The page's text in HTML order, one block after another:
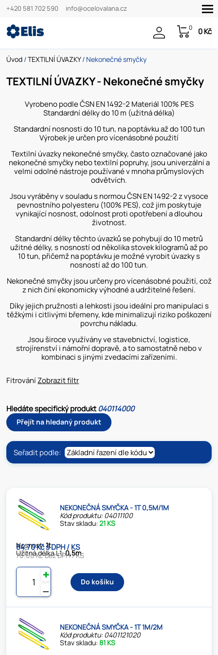
+420 581 702 590 info@ocelovalana.cz
0 0 Kč
Úvod /TEXTILNÍ ÚVAZKY/ Nekonečné smyčky
TEXTILNÍ ÚVAZKY - Nekonečné smyčky
Vyrobeno podle ČSN EN 1492-2 Materiál 100% PES
Standardní délky do 10 m (užitná délka)
Standardní nosnosti do 10 tun, na poptávku až do 100 tun
Výrobek je určen pro vícenásobné použití
Textilní úvazky nekonečné smyčky, často označované jako
nekonečné smyčky nebo textilní popruhy, jsou univerzální a
velmi odolné nástroje používané v mnoha průmyslových
odvětvích.
Jsou vyráběny v souladu s normou ČSN EN 1492-2 z vysoce
pevnostního polyesteru (100% PES), což jim poskytuje
vynikající nosnost, odolnost proti opotřebení a dlouhou
životnost.
Standardní délky těchto úvazků se pohybují do 10 metrů
užitné délky, s nosností od několika stovek kilogramů až po
10 tun, přičemž na poptávku je možné vyrobit úvazky s
nosností až do 100 tun.
Nekonečné smyčky jsou určeny pro vícenásobné použití, což
z nich činí ekonomicky výhodné a udržitelné řešení.
Díky jejich pružnosti a lehkosti jsou ideální pro manipulaci s
těžkými i citlivými břemeny, kde minimalizují riziko poškození
povrchu nákladu.
Jsou široce využívány ve stavebnictví, logistice,
strojírenství i námořní dopravě, a to samostatně nebo v
kombinaci s jinými zvedacími zařízeními.
FitrováníZobrazit filtr
Hledáte specifický produkt040114000
Přejít na hledaný produkt
Seřadit podle:
NEKONEČNÁ SMYČKA - 1T 0,5M/1M
Kód produktu: 04011100
Stav skladu:21 KS
Nosnost:1t
Užitná délka L1:0,5m
84.70 Kč s DPH / KS
70.00 Kč bez DPH / KS
⚊
✚
Do košíku
NEKONEČNÁ SMYČKA - 1T 1M/2M
Kód produktu: 0401121020
Stav skladu:81 KS